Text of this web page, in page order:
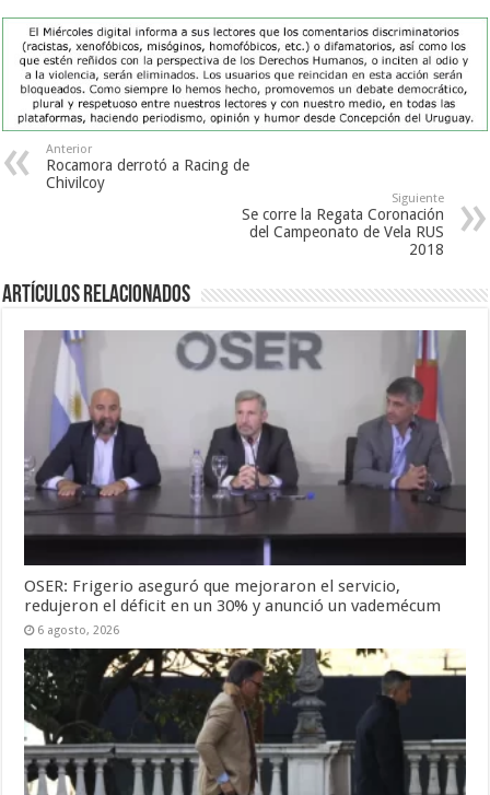
Anterior
Rocamora derrotó a Racing de
Chivilcoy
Siguiente
Se corre la Regata Coronación
del Campeonato de Vela RUS
2018
Artículos Relacionados
OSER: Frigerio aseguró que mejoraron el servicio,
redujeron el déficit en un 30% y anunció un vademécum
6 agosto, 2026